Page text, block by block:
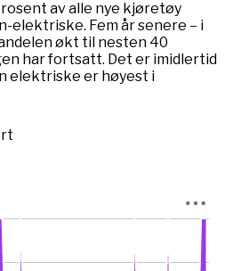
av alle nye kjøretøy
elektriske. Fem år senere – i
økt til nesten 40
har fortsatt. Det er imidlertid
elektriske er høyest i
rekordlavt (5845 mot 49